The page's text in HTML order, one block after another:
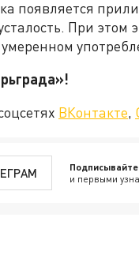
появляется
При этом
«Царьграда»!
ВКонтакте,
и первыми